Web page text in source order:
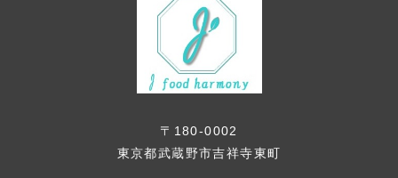
〒180-0002
東京都武蔵野市吉祥寺東町